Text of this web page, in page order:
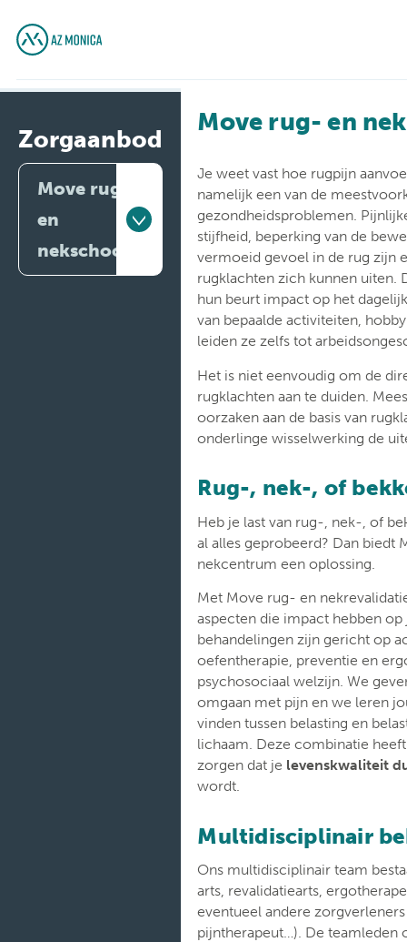
Zorgaanbod
Move rug-
en
nekschool
Move rug- en
Je weet vast hoe rugpijn
namelijk een van de
gezondheidsproblemen.
stijfheid, beperking van de
vermoeid gevoel in de rug zijn
rugklachten zich kunnen uiten.
hun beurt impact op het
van bepaalde activiteiten,
leiden ze zelfs tot
Het is niet eenvoudig om de
rugklachten aan te duiden.
oorzaken aan de basis van
onderlinge wisselwerking de
Rug-, nek-, of
Heb je last van rug-, nek-, of
al alles geprobeerd? Dan biedt
nekcentrum een oplossing.
Met Move rug- en
aspecten die impact hebben
behandelingen zijn gericht op
oefentherapie, preventie en
psychosociaal welzijn. We
omgaan met pijn en we leren
vinden tussen belasting en
lichaam. Deze combinatie
zorgen dat je levenskwaliteit
wordt.
Multidisciplinair
Ons multidisciplinair team
arts, revalidatiearts,
eventueel andere
pijntherapeut…). De teamleden